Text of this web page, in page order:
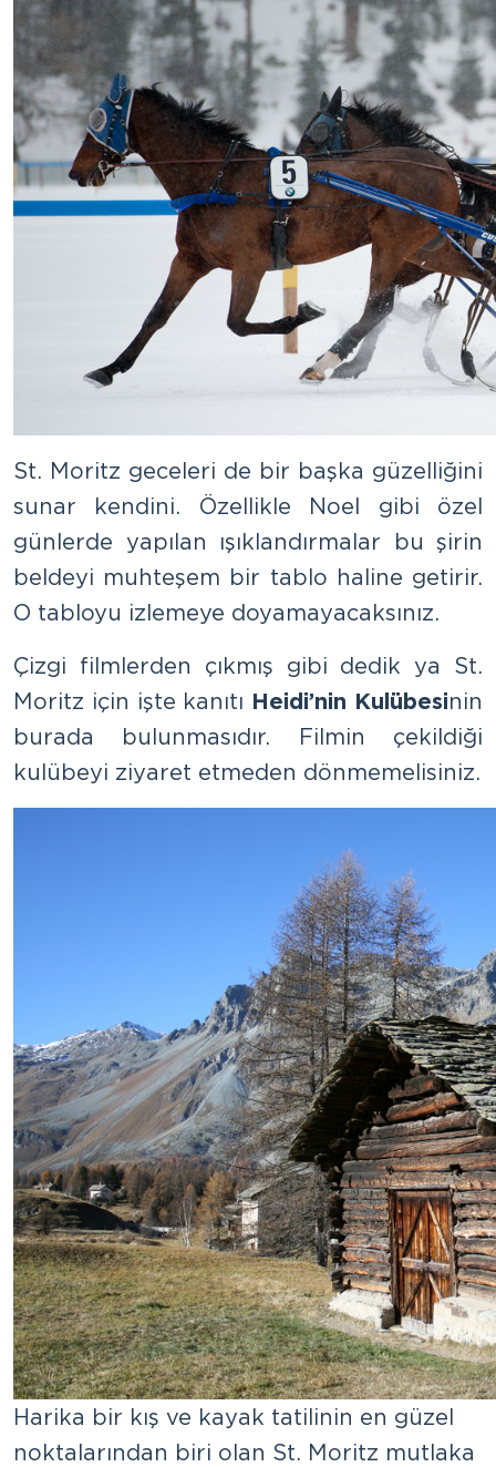
St. Moritz geceleri de bir başka güzelliğini
sunar kendini. Özellikle Noel gibi özel
günlerde yapılan ışıklandırmalar bu şirin
beldeyi muhteşem bir tablo haline getirir.
O tabloyu izlemeye doyamayacaksınız.
Çizgi filmlerden çıkmış gibi dedik ya St.
Moritz için işte kanıtı Heidi’nin Kulübesinin
burada bulunmasıdır. Filmin çekildiği
kulübeyi ziyaret etmeden dönmemelisiniz.
Harika bir kış ve kayak tatilinin en güzel
noktalarından biri olan St. Moritz mutlaka